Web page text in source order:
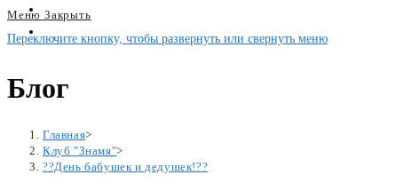
Меню Закрыть
Переключите кнопку, чтобы развернуть или свернуть меню
Блог
Главная>
Клуб "Знамя">
??День бабушек и дедушек!??